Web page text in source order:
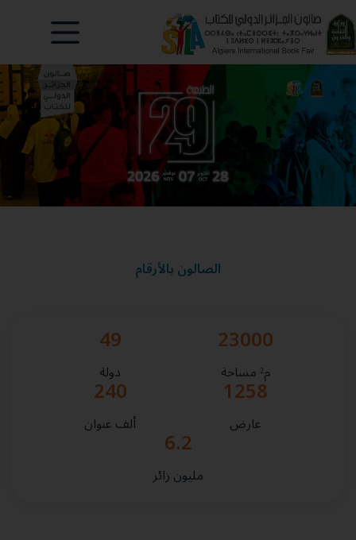
الصالون بالأرقام
م² مساحة
23000
دولة
49
عارض
1258
ألف عنوان
240
مليون زائر
6.2